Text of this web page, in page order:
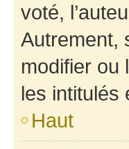
voté,
Autrement,
modifier ou
les intitulés
Haut